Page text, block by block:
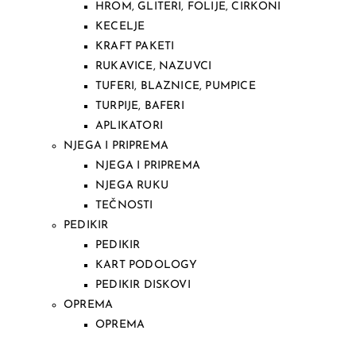
HROM, GLITERI, FOLIJE, CIRKONI
KECELJE
KRAFT PAKETI
RUKAVICE, NAZUVCI
TUFERI, BLAZNICE, PUMPICE
TURPIJE, BAFERI
APLIKATORI
NJEGA I PRIPREMA
NJEGA I PRIPREMA
NJEGA RUKU
TEČNOSTI
PEDIKIR
PEDIKIR
KART PODOLOGY
PEDIKIR DISKOVI
OPREMA
OPREMA